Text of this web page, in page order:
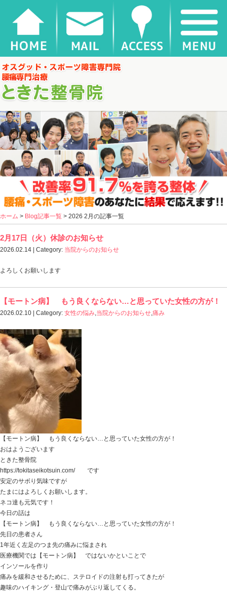
千葉県松戸市新松戸 ときた整骨院
ホーム>Blog記事一覧> 2026 2月の記事一覧
2月17日（火）休診のお知らせ
2026.02.14 | Category:
よろしくお願いします
【モートン病】 もう良くならない…と思っ
2026.02.10 | Category: